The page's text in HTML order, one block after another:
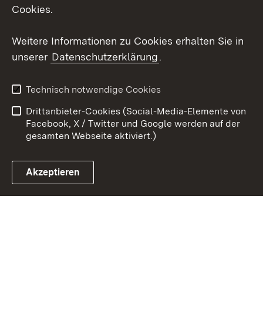
Youtube
Link zum Landesportal
Kontakt
Datenschutz
Barrierefreiheit
Impressum Cookies
Cookies.
Weitere Informationen zu Cookies erhalten Sie in
unserer Datenschutzerklärung.
Technisch notwendige Cookies
Drittanbieter-Cookies (Social-Media-Elemente von
Facebook, X / Twitter und Google werden auf der
gesamten Webseite aktiviert.)
Akzeptieren